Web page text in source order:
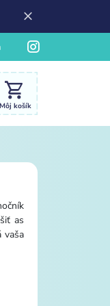
Môj košík
as
vaša